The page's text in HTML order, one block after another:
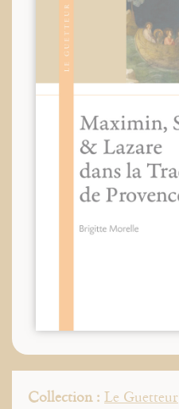
Collection : Le Guetteur